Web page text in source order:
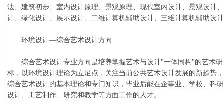
法、建筑初步、室内设计原理、景观原理、现代室内设计、景观设计
计、绿化设计、展示设计、二维计算机辅助设计、三维计算机辅助设
环境设计—综合艺术设计方向
综合艺术设计专业方向是培养掌握艺术与设计"一体同构"的艺术研
标，以环境设计理论为立足点，关注当前公共艺术设计发展的新趋势
综合艺术设计的基本理论和专门知识，毕业后能在企事业、学校、科
设计、工艺制作、研究和教学等方面工作的人才。